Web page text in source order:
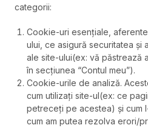
categorii:
Cookie-uri esențiale,
ului, ce asigură securitatea și
ale site-ului(ex: vă păstrează
în secțiunea “Contul meu”).
Cookie-urile de analiză.
cum utilizați site-ul(ex: ce
petreceți pe acestea) și cum
cum am putea rezolva erori/